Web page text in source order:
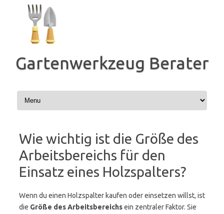
Inhalt
springen
Gartenwerkzeug Berater
Wie wichtig ist die Größe des
Arbeitsbereichs für den
Einsatz eines Holzspalters?
Wenn du einen Holzspalter kaufen oder einsetzen willst, ist
die Größe des Arbeitsbereichsein zentraler Faktor. Sie